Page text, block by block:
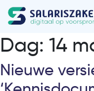
Dag: 14
Nieuwe